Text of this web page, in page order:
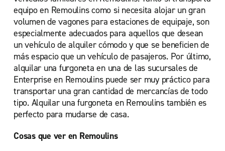
equipo en Remoulins como si necesita alojar un gran
volumen de vagones para estaciones de equipaje, son
especialmente adecuados para aquellos que desean
un vehículo de alquiler cómodo y que se beneficien de
más espacio que un vehículo de pasajeros. Por último,
alquilar una furgoneta en una de las sucursales de
Enterprise en Remoulins puede ser muy práctico para
transportar una gran cantidad de mercancías de todo
tipo. Alquilar una furgoneta en Remoulins también es
perfecto para mudarse de casa.
Cosas que ver en Remoulins